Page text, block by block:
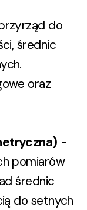
do
średnic
oraz
-
pomiarów
średnic
do setnych